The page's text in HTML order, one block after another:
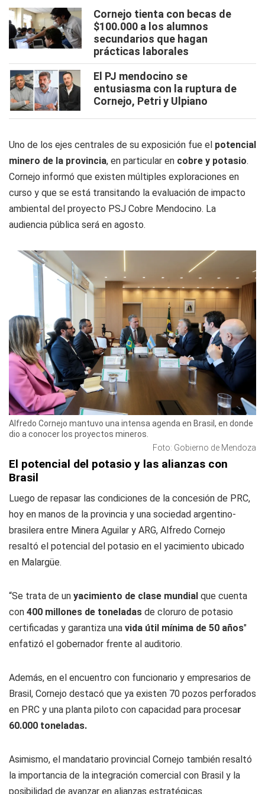
Cornejo tienta con becas de
$100.000 a los alumnos
secundarios que hagan
prácticas laborales
El PJ mendocino se
entusiasma con la ruptura de
Cornejo, Petri y Ulpiano
Uno de los ejes centrales de su exposición fue el potencial
minero de la provincia, en particular en cobre y potasio.
Cornejo informó que existen múltiples exploraciones en
curso y que se está transitando la evaluación de impacto
ambiental del proyecto PSJ Cobre Mendocino. La
audiencia pública será en agosto.
Alfredo Cornejo mantuvo una intensa agenda en Brasil, en donde
dio a conocer los proyectos mineros.
Foto: Gobierno de Mendoza
El potencial del potasio y las alianzas con
Brasil
Luego de repasar las condiciones de la concesión de PRC,
hoy en manos de la provincia y una sociedad argentino-
brasilera entre Minera Aguilar y ARG, Alfredo Cornejo
resaltó el potencial del potasio en el yacimiento ubicado
en Malargüe.
“Se trata de un yacimiento de clase mundial que cuenta
con 400 millones de toneladas de cloruro de potasio
certificadas y garantiza una vida útil mínima de 50 años"
enfatizó el gobernador frente al auditorio.
Además, en el encuentro con funcionario y empresarios de
Brasil, Cornejo destacó que ya existen 70 pozos perforados
en PRC y una planta piloto con capacidad para procesar
60.000 toneladas.
Asimismo, el mandatario provincial Cornejo también resaltó
la importancia de la integración comercial con Brasil y la
posibilidad de avanzar en alianzas estratégicas.